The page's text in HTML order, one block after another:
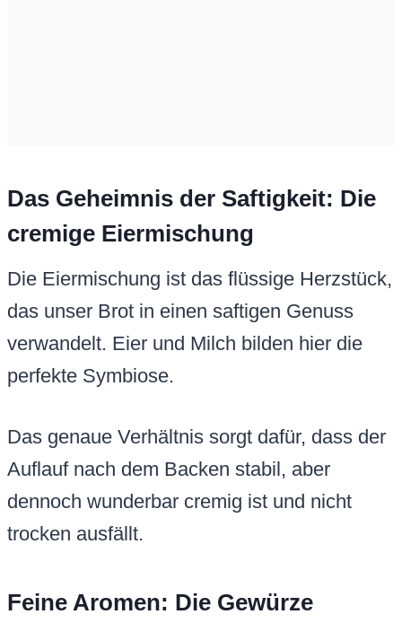
Das Geheimnis der Saftigkeit: Die
cremige Eiermischung
Die Eiermischung ist das flüssige Herzstück,
das unser Brot in einen saftigen Genuss
verwandelt. Eier und Milch bilden hier die
perfekte Symbiose.
Das genaue Verhältnis sorgt dafür, dass der
Auflauf nach dem Backen stabil, aber
dennoch wunderbar cremig ist und nicht
trocken ausfällt.
Feine Aromen: Die Gewürze